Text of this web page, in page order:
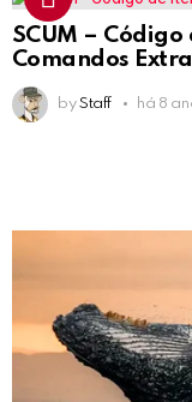
SCUM –
Comandos Extra
by Staff há 8